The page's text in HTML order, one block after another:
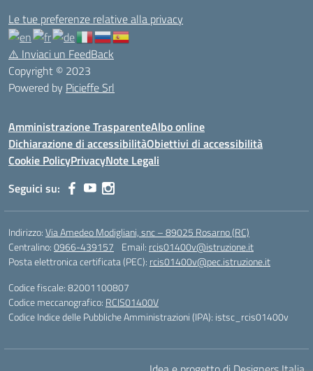
Le tue preferenze relative alla privacy
⚠️ Inviaci un FeedBack
Copyright © 2023
Powered by Picieffe Srl
Amministrazione TrasparenteAlbo online
Dichiarazione di accessibilitàObiettivi di accessibilità
Cookie PolicyPrivacyNote Legali
Seguici su:
Indirizzo:Via Amedeo Modigliani, snc – 89025 Rosarno (RC)
Centralino:0966-439157 Email: rcis01400v@istruzione.it
Posta elettronica certificata (PEC): rcis01400v@pec.istruzione.it
Codice fiscale: 82001100807
Codice meccanografico: RCIS01400V
Codice Indice delle Pubbliche Amministrazioni (IPA): istsc_rcis01400v